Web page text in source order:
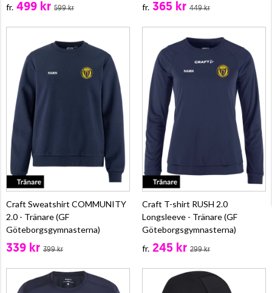
fr. 499 kr 599 kr
fr. 365 kr 449 kr
Craft Sweatshirt COMMUNITY
2.0 - Tränare (GF
Göteborgsgymnasterna)
339 kr 399 kr
Craft T-shirt RUSH 2.0
Longsleeve - Tränare (GF
Göteborgsgymnasterna)
fr. 245 kr 299 kr